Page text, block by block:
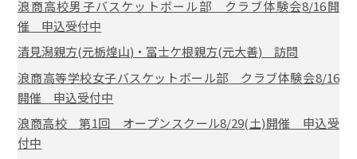
浪商高校男子バスケットボール部 クラブ体験会8/16開
催 申込受付中
清見潟親方(元栃煌山)・冨士ケ根親方(元大善) 訪問
浪商高等学校女子バスケットボール部 クラブ体験会8/16
開催 申込受付中
浪商高校 第1回 オープンスクール8/29(土)開催 申込受
付中